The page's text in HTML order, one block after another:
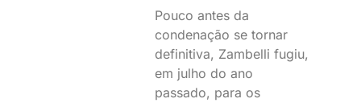
Pouco antes da
condenação se tornar
definitiva, Zambelli fugiu,
em julho do ano
passado, para os